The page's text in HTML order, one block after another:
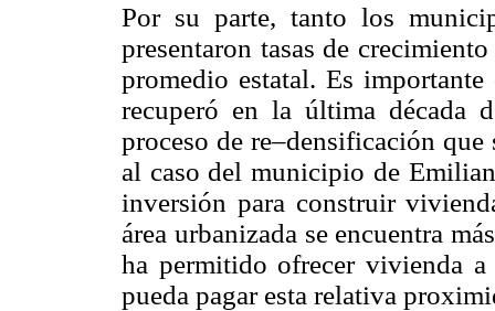
Por su parte, tanto los
presentaron tasas de
promedio estatal. Es
recuperó en la última década
proceso de re–densificación que
al caso del municipio de
inversión para construir
área urbanizada se encuentra
ha permitido ofrecer vivienda
pueda pagar esta relativa